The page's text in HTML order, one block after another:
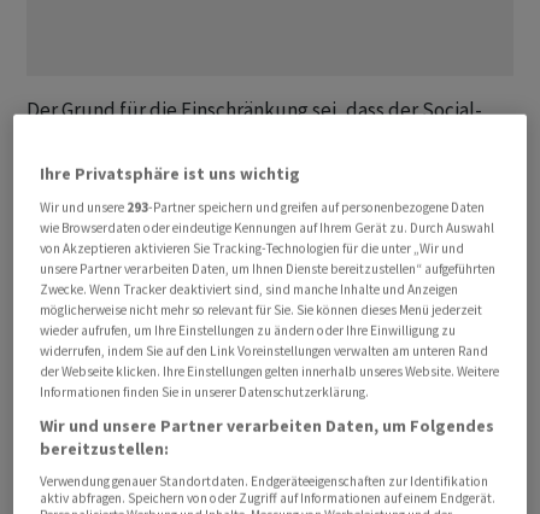
Der ⁠Grund für die Einschränkung sei, dass der Social-
⁠habe, als der Rivale bereitstellen könne, berichtete die
Zeitung «Financial Times» ‌am Sonntag unter Berufung
auf mit der ‌Angelegenheit vertraute Personen. ​Die
Google-Mutter Alphabet habe Meta im März mitgeteilt,
dass sie die gewünschte Kapazität nicht vollständig
liefern könne. Dies habe zu Verzögerungen bei einigen
internen KI-Projekten von ‌Meta geführt.
Stellungnahmen der beiden Konzerne lagen zunächst
nicht vor.
Dem Bericht zufolge sind zudem andere Google-
Kunden von den Engpässen ​betroffen, wenn auch in
Ihre Privatsphäre ist uns wichtig
Wir und unsere 293-Partner speichern und greifen auf personenbezogene Daten
wie Browserdaten oder eindeutige Kennungen auf Ihrem Gerät zu. Durch Auswahl
von Akzeptieren aktivieren Sie Tracking-Technologien für die unter „Wir und
unsere Partner verarbeiten Daten, um Ihnen Dienste bereitzustellen“ aufgeführten
Zwecke. Wenn Tracker deaktiviert sind, sind manche Inhalte und Anzeigen
möglicherweise nicht mehr so relevant für Sie. Sie können dieses Menü jederzeit
wieder aufrufen, um Ihre Einstellungen zu ändern oder Ihre Einwilligung zu
widerrufen, indem Sie auf den Link Voreinstellungen verwalten am unteren Rand
der Webseite klicken. Ihre Einstellungen gelten innerhalb unseres Website. Weitere
Informationen finden Sie in unserer Datenschutzerklärung.
Wir und unsere Partner verarbeiten Daten, um Folgendes
bereitzustellen:
Verwendung genauer Standortdaten. Endgeräteeigenschaften zur Identifikation
aktiv abfragen. Speichern von oder Zugriff auf Informationen auf einem Endgerät.